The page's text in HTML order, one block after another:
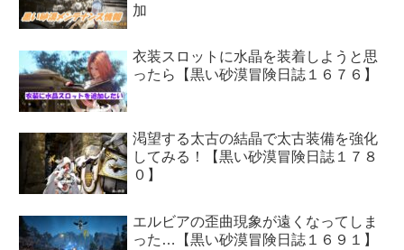
加
衣装スロットに水晶を装着しようと思
ったら【黒い砂漠冒険日誌１６７６】
渇望する太古の結晶で太古装備を強化
してみる！【黒い砂漠冒険日誌１７８
０】
エルビアの歪曲現象が遠くなってしま
った…【黒い砂漠冒険日誌１６９１】